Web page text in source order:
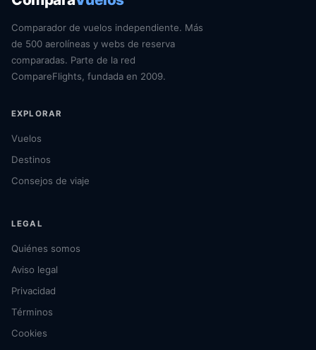
Comparador de vuelos independiente. Más
de 500 aerolíneas y webs de reserva
comparadas. Parte de la red
CompareFlights, fundada en 2009.
EXPLORAR
Vuelos
Destinos
Consejos de viaje
LEGAL
Quiénes somos
Aviso legal
Privacidad
Términos
Cookies